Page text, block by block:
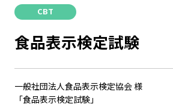
CBT
食品表示検定試験
一般社団法人食品表示検定協会 様
「食品表示検定試験」